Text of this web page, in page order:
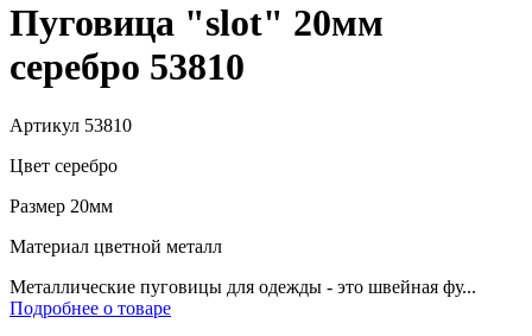
Пуговица "slot" 20мм
серебро 53810
Артикул 53810
Цвет серебро
Размер 20мм
Материал цветной металл
Металлические пуговицы для одежды - это швейная фу...
Подробнее о товаре